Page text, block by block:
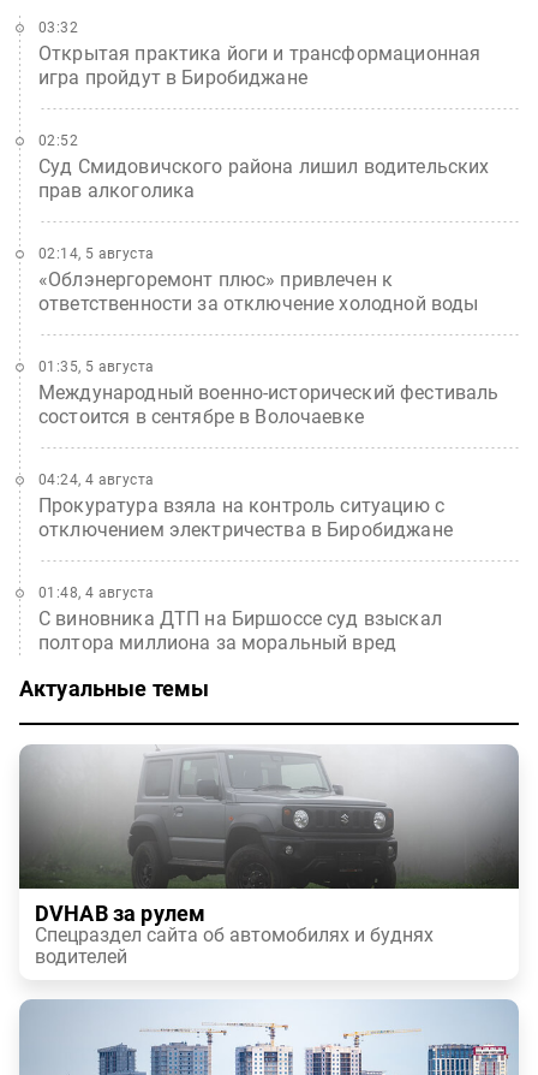
Открытая практика йоги и трансформационная
игра пройдут в Биробиджане
03:32
Суд Смидовичского района лишил водительских
прав алкоголика
02:52
«Облэнергоремонт плюс» привлечен к
ответственности за отключение холодной воды
02:14, 5 августа
Международный военно-исторический фестиваль
состоится в сентябре в Волочаевке
01:35, 5 августа
Прокуратура взяла на контроль ситуацию с
отключением электричества в Биробиджане
04:24, 4 августа
С виновника ДТП на Биршоссе суд взыскал
полтора миллиона за моральный вред
01:48, 4 августа
Актуальные темы
DVHAB за рулем
Спецраздел сайта об автомобилях и буднях
водителей